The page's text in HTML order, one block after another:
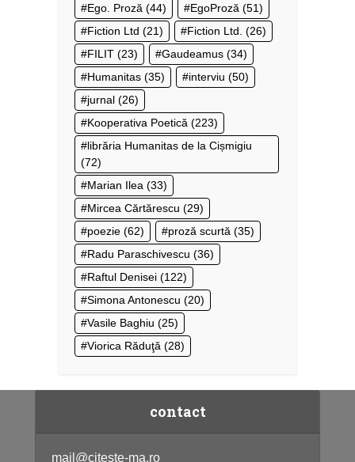
Ego. Proză (44) EgoProză (51)
Fiction Ltd (21) Fiction Ltd. (26)
FILIT (23) Gaudeamus (34)
Humanitas (35) interviu (50)
jurnal (26)
Kooperativa Poetică (223)
librăria Humanitas de la Cișmigiu
(72)
Marian Ilea (33)
Mircea Cărtărescu (29)
poezie (62) proză scurtă (35)
Radu Paraschivescu (36)
Raftul Denisei (122)
Simona Antonescu (20)
Vasile Baghiu (25)
Viorica Răduţă (28)
contact
mail@citeste-ma.ro